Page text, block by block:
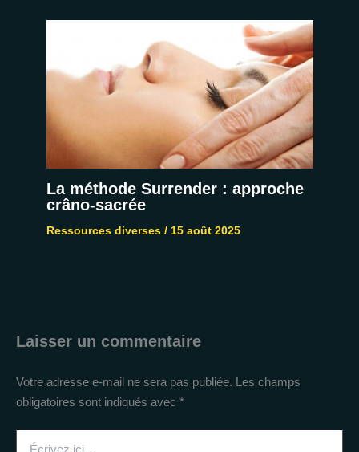
La méthode Surrender : approche
crâno-sacrée
Ressources diverses/ 15 août 2025
Laisser un commentaire
Votre adresse e-mail ne sera pas publiée. Les champs
obligatoires sont indiqués avec *